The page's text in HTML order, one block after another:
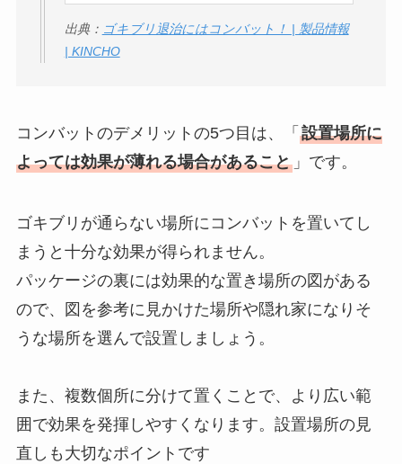
出典： ゴキブリ退治にはコンバット！ | 製品情報
| KINCHO
コンバットのデメリットの5つ目は、「 設置場所に
よっては効果が薄れる場合があること」です。
ゴキブリが通らない場所にコンバットを置いてし
まうと十分な効果が得られません。
パッケージの裏には効果的な置き場所の図がある
ので、図を参考に見かけた場所や隠れ家になりそ
うな場所を選んで設置しましょう。
また、複数個所に分けて置くことで、より広い範
囲で効果を発揮しやすくなります。設置場所の見
直しも大切なポイントです